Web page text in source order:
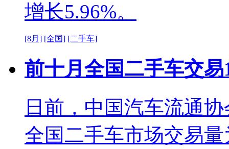
增长5.96%。
[8月] [全国] [二手车]
前十月全国二手车交易
日前，中国汽车流通
全国二手车市场交易